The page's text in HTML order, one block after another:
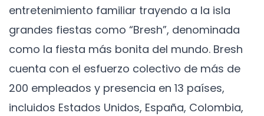
entretenimiento familiar trayendo a la isla
grandes fiestas como “Bresh”, denominada
como la fiesta más bonita del mundo. Bresh
cuenta con el esfuerzo colectivo de más de
200 empleados y presencia en 13 países,
incluidos Estados Unidos, España, Colombia,